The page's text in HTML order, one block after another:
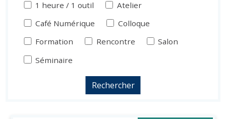
1 heure / 1 outil
Atelier
Café Numérique
Colloque
Formation
Rencontre
Salon
Séminaire